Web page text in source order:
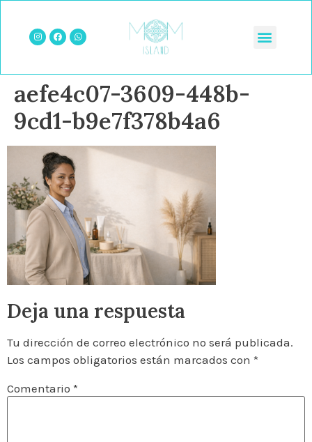
aefe4c07-3609-448b-
9cd1-b9e7f378b4a6
Deja una respuesta
Tu dirección de correo electrónico no será publicada.
Los campos obligatorios están marcados con *
Comentario *